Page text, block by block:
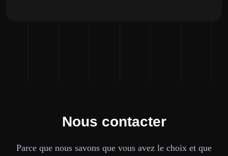
Nous contacter
Parce que nous savons que vous avez le choix et que